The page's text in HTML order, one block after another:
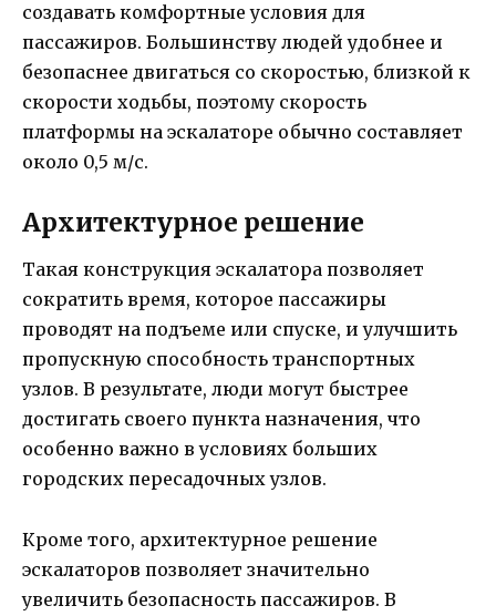
создавать комфортные условия для
пассажиров. Большинству людей удобнее и
безопаснее двигаться со скоростью, близкой к
скорости ходьбы, поэтому скорость
платформы на эскалаторе обычно составляет
около 0,5 м/с.
Архитектурное решение
Такая конструкция эскалатора позволяет
сократить время, которое пассажиры
проводят на подъеме или спуске, и улучшить
пропускную способность транспортных
узлов. В результате, люди могут быстрее
достигать своего пункта назначения, что
особенно важно в условиях больших
городских пересадочных узлов.
Кроме того, архитектурное решение
эскалаторов позволяет значительно
увеличить безопасность пассажиров. В